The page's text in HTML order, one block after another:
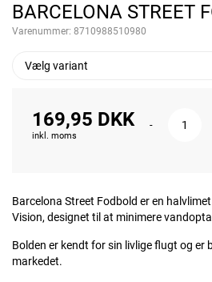
BARCELONA STREET
Varenummer: 8710988510980
Vælg variant
169,95 DKK
inkl. moms
-
Barcelona Street Fodbold er en
Vision, designet til at minimere
Bolden er kendt for sin livlige flugt og er
markedet.